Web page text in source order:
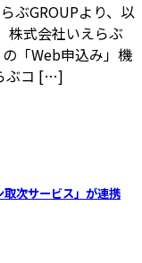
ぶGROUPより、以
株式会社いえらぶ
「Web申込み」機
ぶコ […]
取次サービス」が連携